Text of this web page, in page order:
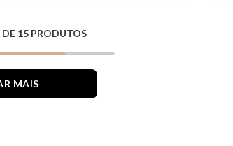
15 PRODUTOS
MAIS